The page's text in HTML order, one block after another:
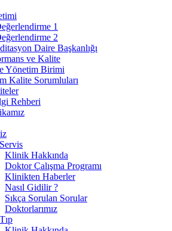
1
2
Daire Başkanlığı
ve Kalite
Yönetim Birimi
Kalite Sorumluları
Rehberi
Klinik Hakkında
Doktor Çalışma Programı
Klinikten Haberler
Nasıl Gidilir ?
Sıkça Sorulan Sorular
Doktorlarımız